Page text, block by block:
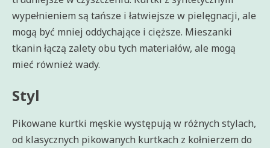
wypełnieniem są tańsze i łatwiejsze w pielęgnacji, ale
mogą być mniej oddychające i cięższe. Mieszanki
tkanin łączą zalety obu tych materiałów, ale mogą
mieć również wady.
Styl
Pikowane kurtki męskie występują w różnych stylach,
od klasycznych pikowanych kurtkach z kołnierzem do